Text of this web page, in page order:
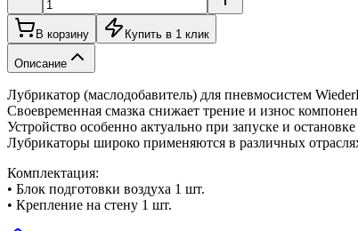
В корзину Купить в 1 клик
Описание
Лубрикатор (маслодобавитель) для пневмосистем
Своевременная смазка снижает трение и износ
Устройство особенно актуально при запуске и
Лубрикаторы широко применяются в различных
Комплектация:
• Блок подготовки воздуха 1 шт.
• Крепление на стену 1 шт.